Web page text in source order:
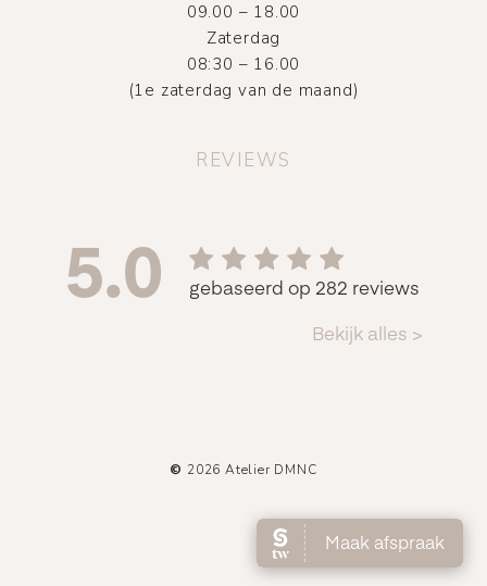
09.00 – 18.00
Zaterdag
08:30 – 16.00
(1e zaterdag van de maand)
REVIEWS
© 2026 Atelier DMNC